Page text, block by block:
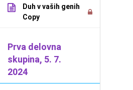
Duh v vaših genih
Copy
Prva delovna
skupina, 5. 7.
2024